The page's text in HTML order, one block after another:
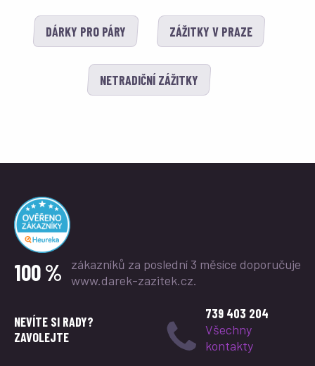
DÁRKY PRO PÁRY ZÁŽITKY V PRAZE
NETRADIČNÍ ZÁŽITKY
100 % zákazníků za poslední 3 měsíce doporučuje
www.darek-zazitek.cz.
NEVÍTE SI RADY?
ZAVOLEJTE
739 403 204
Všechny
kontakty